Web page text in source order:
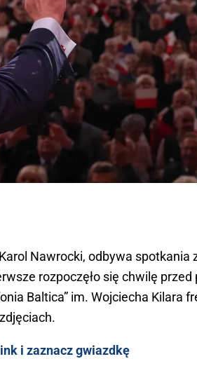
Nawrocki, odbywa spotkania
rozpoczęło się chwilę przed
Baltica” im. Wojciecha Kilara
i zaznacz gwiazdkę